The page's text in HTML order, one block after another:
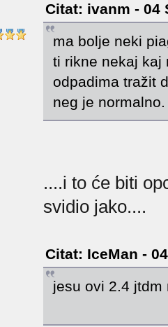
Citat: ivanm - 04
ma bolje neki
ti rikne nekaj kaj
odpadima tražit
neg je normalno.
....i to će biti
svidio jako....
Citat: IceMan -
jesu ovi 2.4 jtdm